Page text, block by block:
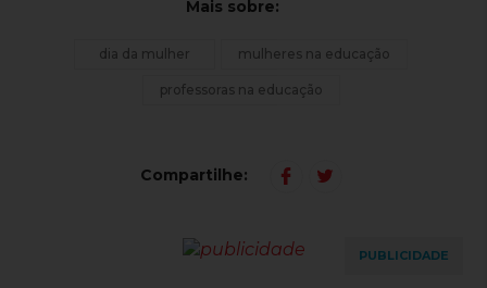
Mais sobre:
dia da mulher mulheres na educação
professoras na educação
Compartilhe:
PUBLICIDADE